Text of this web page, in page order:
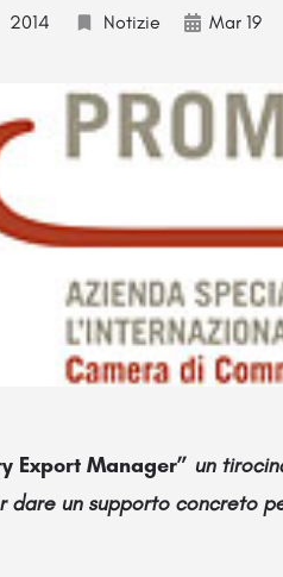
2014 Notizie Mar 19
Export Manager” un
dare un supporto concreto